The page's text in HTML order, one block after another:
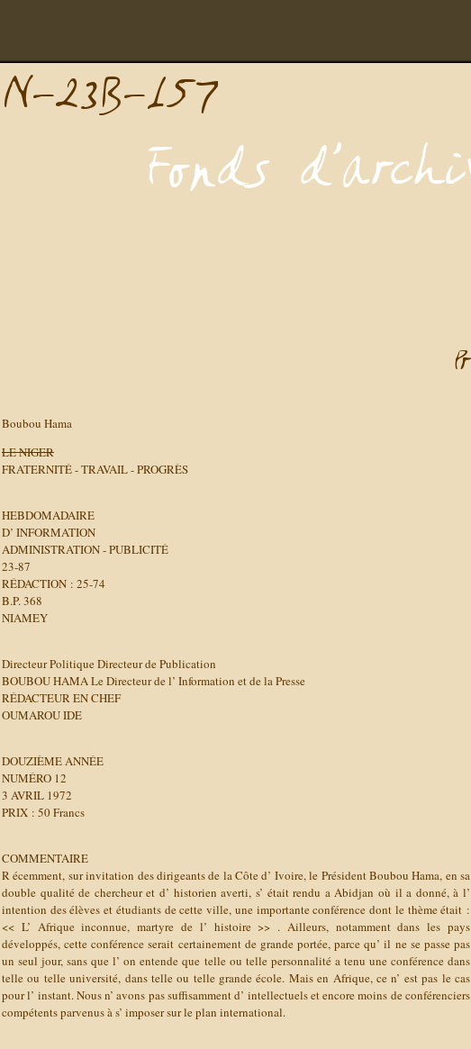
Boubou Hama
LE NIGER
FRATERNITÉ - TRAVAIL - PROGRÈS
HEBDOMADAIRE
D’ INFORMATION
ADMINISTRATION - PUBLICITÉ
23-87
RÉDACTION : 25-74
B.P. 368
NIAMEY
Directeur Politique Directeur de Publication
BOUBOU HAMA Le Directeur de l’ Information et de la Presse
RÉDACTEUR EN CHEF
OUMAROU IDE
DOUZIÈME ANNÉE
NUMÉRO 12
3 AVRIL 1972
PRIX : 50 Francs
COMMENTAIRE
Récemment, sur invitation des dirigeants de la Côte d’ Ivoire, le Président Boubou Hama, en sa
double qualité de chercheur et d’ historien averti, s’ était rendu a Abidjan où il a donné, à l’
intention des élèves et étudiants de cette ville, une importante conférence dont le thème était :
<< L’ Afrique inconnue, martyre de l’ histoire >> . Ailleurs, notamment dans les pays
développés, cette conférence serait certainement de grande portée, parce qu’ il ne se passe pas
un seul jour, sans que l’ on entende que telle ou telle personnalité a tenu une conférence dans
telle ou telle université, dans telle ou telle grande école. Mais en Afrique, ce n’ est pas le cas
pour l’ instant. Nous n’ avons pas suffisamment d’ intellectuels et encore moins de conférenciers
compétents parvenus à s’ imposer sur le plan international.